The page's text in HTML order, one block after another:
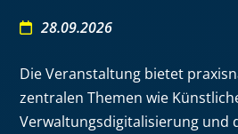
28.09.2026
Die Veranstaltung bietet
zentralen Themen wie
Verwaltungsdigitalisierung und